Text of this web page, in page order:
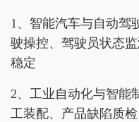
1、智能汽车与自动驾
驶操控、驾驶员状态
稳定
2、工业自动化与智能
工装配、产品缺陷质